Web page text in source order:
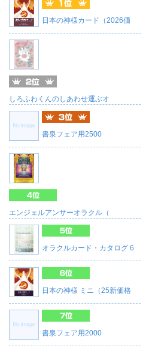
日本の神様カード（2026価
しろふわくんのしあわせ運ぶオ
書泉フェア用2500
エンジェルアンサーオラクル（
オラクルカード・カタログ 6
日本の神様 ミニ（25新価格
書泉フェア用2000